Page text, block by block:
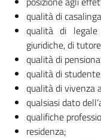
qualità di
qualità di
giuridiche, di
qualità di
qualità di
qualità di vivenza
qualsiasi dato
qualifiche
residenza;